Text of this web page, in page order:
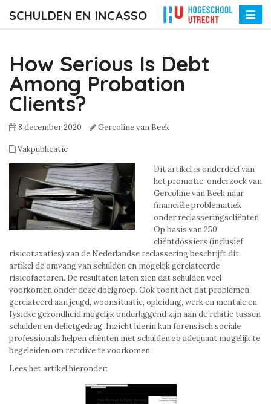
SCHULDEN EN INCASSO
Toggle
How Serious Is Debt
Among Probation
Clients?
8 december 2020 Gercoline van Beek
Vakpublicatie
Dit artikel is onderdeel van
het promotie-onderzoek van
Gercoline van Beek naar
financiële problematiek
onder reclasseringscliënten.
Op basis van 250
cliëntdossiers (inclusief
risicotaxaties) van de Nederlandse reclassering beschrijft dit
artikel de omvang van schulden en mogelijk gerelateerde
risicofactoren. De resultaten laten zien dat schulden veel
voorkomen onder deze doelgroep. Ook toont het dat problemen
gerelateerd aan jeugd, woonsituatie, opleiding, werk en mentale en
fysieke gezondheid mogelijk onderliggend zijn aan de relatie tussen
schulden en delictgedrag. Inzicht hierin kan forensisch sociale
professionals helpen cliënten met schulden zo adequaat mogelijk te
begeleiden om recidive te voorkomen.
Lees het artikel hieronder: